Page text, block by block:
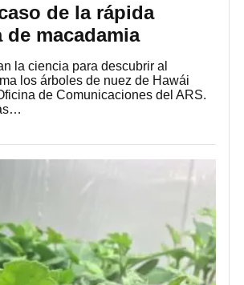
de la rápida
de macadamia
la ciencia para descubrir al
los árboles de nuez de Hawái
de Comunicaciones del ARS.